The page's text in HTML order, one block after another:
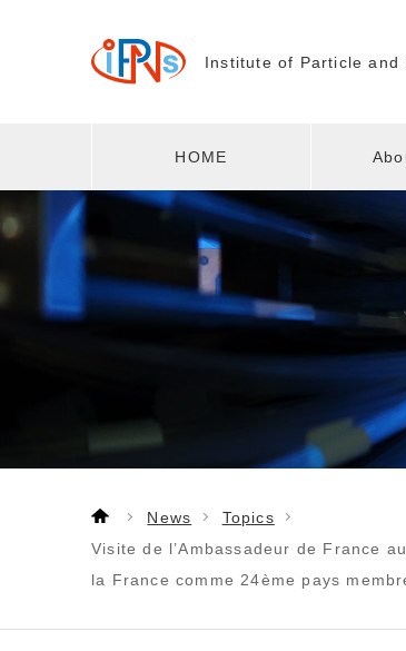
Institute of Particle and
HOME
News
Topics
Visite de l’Ambassadeur de France
la France comme 24ème pays